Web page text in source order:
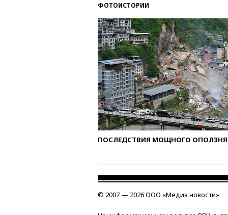
ФОТОИСТОРИИ
ПОСЛЕДСТВИЯ МОЩНОГО ОПОЛЗНЯ
© 2007 — 2026 ООО «Медиа новости»